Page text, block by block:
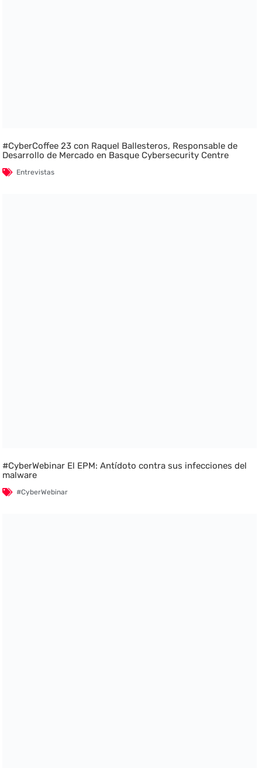
#CyberCoffee 23 con Raquel Ballesteros, Responsable de
Desarrollo de Mercado en Basque Cybersecurity Centre
Entrevistas
#CyberWebinar El EPM: Antídoto contra sus infecciones del
malware
#CyberWebinar